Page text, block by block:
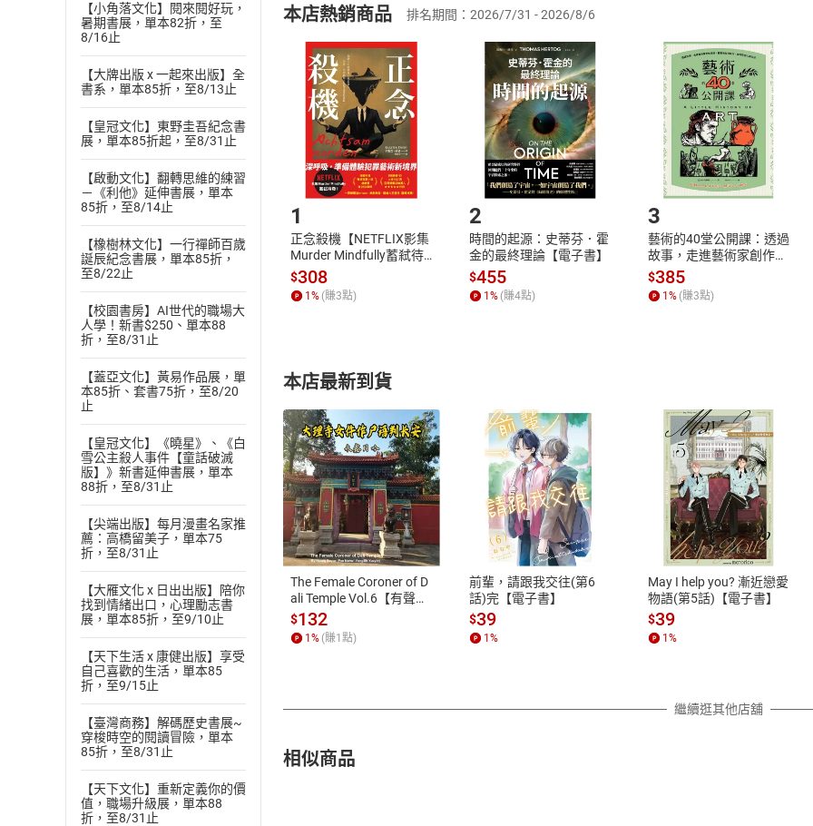
【小角落文化】閱來閱好玩，
暑期書展，單本82折，至
8/16止
【大牌出版 x 一起來出版】全
書系，單本85折，至8/13止
【皇冠文化】東野圭吾紀念書
展，單本85折起，至8/31止
【啟動文化】翻轉思維的練習
－《利他》延伸書展，單本
85折，至8/14止
【橡樹林文化】一行禪師百歲
誕辰紀念書展，單本85折，
至8/22止
【校園書房】AI世代的職場大
人學！新書$250、單本88
折，至8/31止
【蓋亞文化】黃易作品展，單
本85折、套書75折，至8/20
止
【皇冠文化】《曉星》、《白
雪公主殺人事件【童話破滅
版】》新書延伸書展，單本
88折，至8/31止
【尖端出版】每月漫畫名家推
薦：高橋留美子，單本75
折，至8/31止
【大雁文化 x 日出出版】陪你
找到情緒出口，心理勵志書
展，單本85折，至9/10止
【天下生活 x 康健出版】享受
自己喜歡的生活，單本85
折，至9/15止
【臺灣商務】解碼歷史書展~
穿梭時空的閱讀冒險，單本
85折，至8/31止
【天下文化】重新定義你的價
值，職場升級展，單本88
折，至8/31止
(二)消費者訂購本店鋪之商品即代表知悉本店鋪所銷售之商品為電子書，
且已下載/存取電子書，不得請求退貨退款。
退貨方式：您欲取消訂單或辦理退貨時，請登入樂天市場，並於「我的訂單
貨」，本店鋪將依您的申請進行審核，待審核通過後將為您辦理退款事宜。
請注意，樂天市場須以整筆訂單為單位進行取消/退貨，恕無法以單支商品取
挑選商品
Choose
放入購物車
Shopping cart
登入帳號
Login
購書後，如何開始使用？
Step1.選擇閱讀載具 Step2.登入
付款方式
ATM轉帳、信用卡、LINE PAY、AFTEE
退換貨規範
本店是否提供消費者保護法七日猶
之權利，遽消費者保護法及通訊交
除權合理例外情事適用準則，依商
質各有不同規定。詳細退換貨說明
照各商品說明。
本店熱銷商品 排名期間：2026/7/31 - 2026/8/6
1
正念殺機【NETFLIX影集
Murder Mindfully蓄弒待
發】【電子書】
$308
1% (賺3點)
2
時間的起源：史蒂芬．霍
金的最終理論【電子書】
$455
1% (賺4點)
3
藝術的40堂公開課：透過
故事，走進藝術家創作現
場，看藝術如何誕生、如
何形塑人類生活【電子
書】
$385
1% (賺3點)
本店最新到貨
The Female Coroner of D
ali Temple Vol.6【有聲
書】
$132
1 % (賺1 點)
前輩，請跟我交往(第6
話)完【電子書】
$39
1 %
May I help you? 漸近戀愛
物語(第5話)【電子書】
$39
1 %
繼續逛其他店舖
相似商品